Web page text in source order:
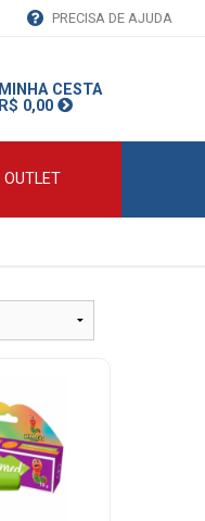
PRECISA DE AJUDA
MINHA CESTA
R$ 0,00
OUTLET